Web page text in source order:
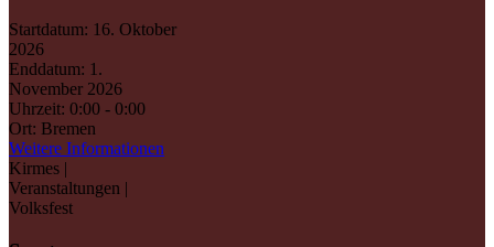
Startdatum: 16. Oktober
2026
Enddatum: 1.
November 2026
Uhrzeit: 0:00 - 0:00
Ort: Bremen
Weitere Informationen
Kirmes |
Veranstaltungen |
Volksfest